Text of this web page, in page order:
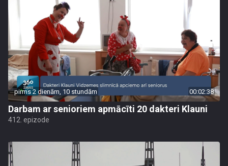
pirms 2 dienām, 10 stundām 00:02:38
Darbam ar senioriem apmācīti 20 dakteri Klauni
412. epizode